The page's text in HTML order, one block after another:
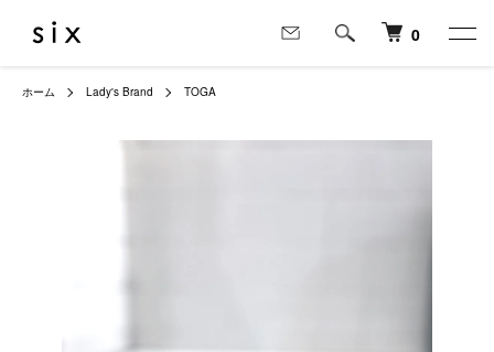
0
ホーム Lady's Brand TOGA